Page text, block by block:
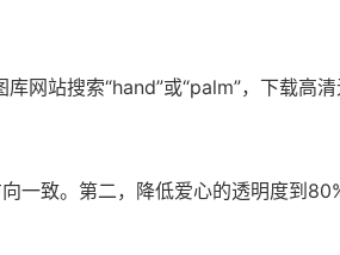
网站搜索“hand”或“palm”，下载高
一致。第二，降低爱心的透明度到